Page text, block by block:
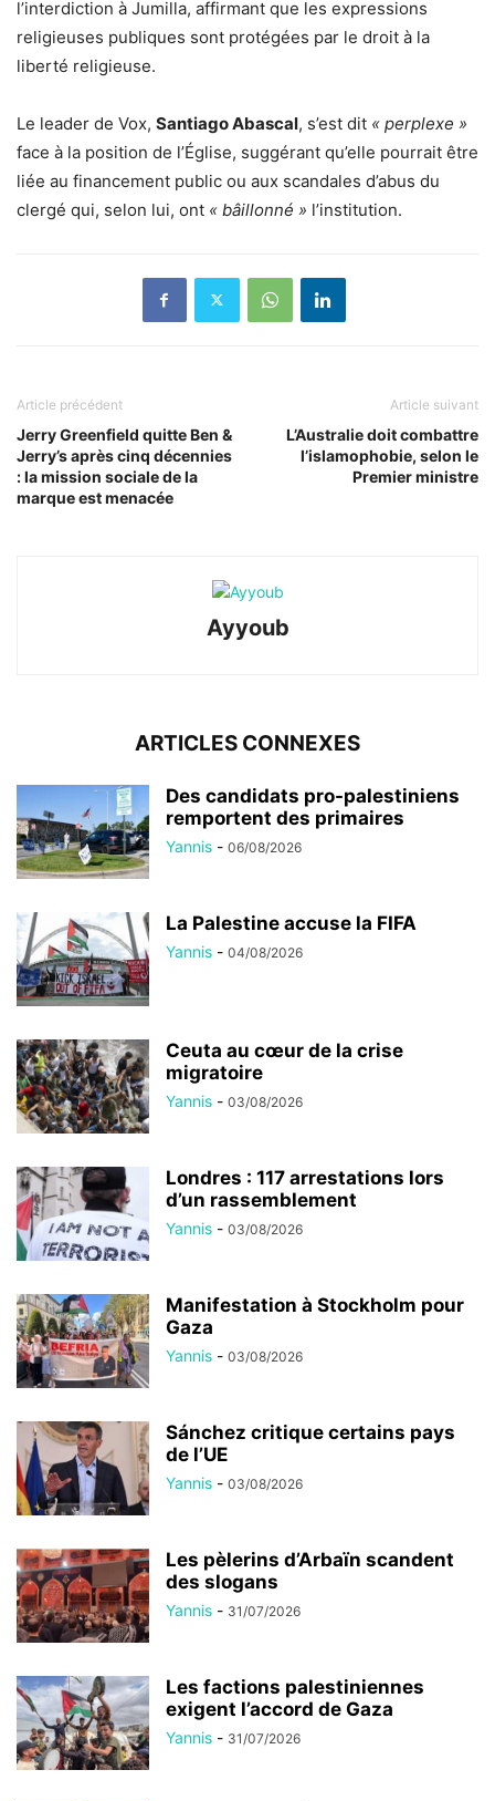
l’interdiction à Jumilla, affirmant que les expressions
religieuses publiques sont protégées par le droit à la
liberté religieuse.
Le leader de Vox, Santiago Abascal, s’est dit « perplexe »
face à la position de l’Église, suggérant qu’elle pourrait être
liée au financement public ou aux scandales d’abus du
clergé qui, selon lui, ont « bâillonné » l’institution.
Article précédent
Jerry Greenfield quitte Ben &
Jerry’s après cinq décennies
: la mission sociale de la
marque est menacée
Article suivant
L’Australie doit combattre
l’islamophobie, selon le
Premier ministre
Ayyoub
ARTICLES CONNEXES
Des candidats pro-palestiniens
remportent des primaires
Yannis - 06/08/2026
La Palestine accuse la FIFA
Yannis - 04/08/2026
Ceuta au cœur de la crise
migratoire
Yannis - 03/08/2026
Londres : 117 arrestations lors
d’un rassemblement
Yannis - 03/08/2026
Manifestation à Stockholm pour
Gaza
Yannis - 03/08/2026
Sánchez critique certains pays
de l’UE
Yannis - 03/08/2026
Les pèlerins d’Arbaïn scandent
des slogans
Yannis - 31/07/2026
Les factions palestiniennes
exigent l’accord de Gaza
Yannis - 31/07/2026